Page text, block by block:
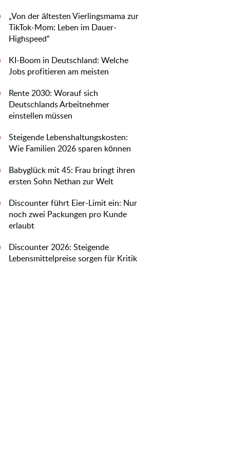
„Von der ältesten Vierlingsmama zur
TikTok-Mom: Leben im Dauer-
Highspeed“
KI-Boom in Deutschland: Welche
Jobs profitieren am meisten
Rente 2030: Worauf sich
Deutschlands Arbeitnehmer
einstellen müssen
Steigende Lebenshaltungskosten:
Wie Familien 2026 sparen können
Babyglück mit 45: Frau bringt ihren
ersten Sohn Nethan zur Welt
Discounter führt Eier-Limit ein: Nur
noch zwei Packungen pro Kunde
erlaubt
Discounter 2026: Steigende
Lebensmittelpreise sorgen für Kritik